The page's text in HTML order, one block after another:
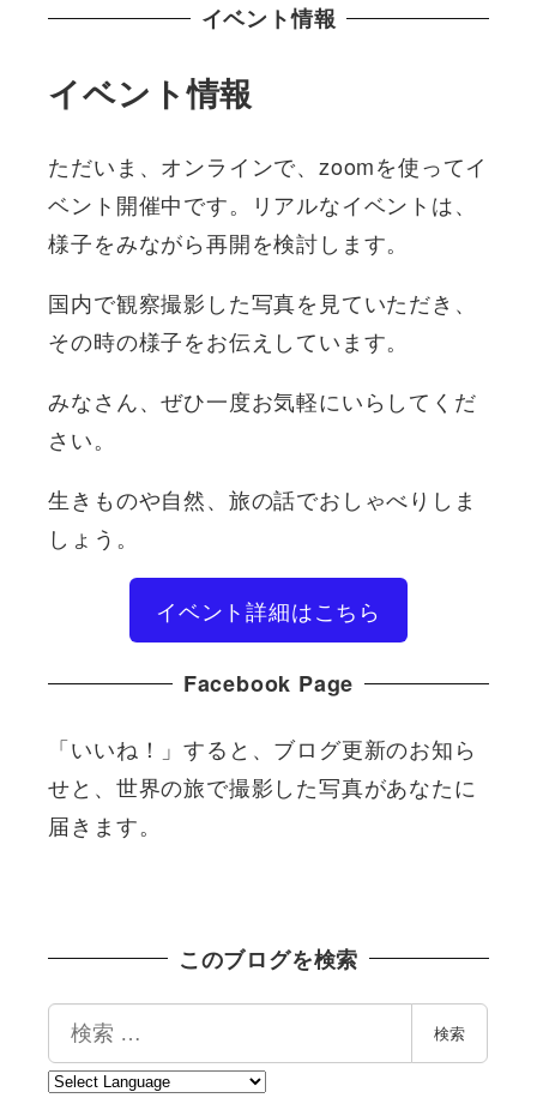
イベント情報
イベント情報
ただいま、オンラインで、zoomを使ってイ
ベント開催中です。リアルなイベントは、
様子をみながら再開を検討します。
国内で観察撮影した写真を見ていただき、
その時の様子をお伝えしています。
みなさん、ぜひ一度お気軽にいらしてくだ
さい。
生きものや自然、旅の話でおしゃべりしま
しょう。
イベント詳細はこちら
Facebook Page
「いいね！」すると、ブログ更新のお知ら
せと、世界の旅で撮影した写真があなたに
届きます。
このブログを検索
索
検索